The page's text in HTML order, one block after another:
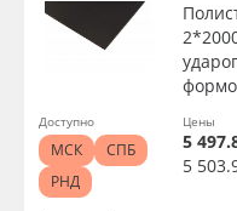
Бренды
Оплата
Самоклеящиеся плёнки
Чернила
Листовой полистирол
Зеркальный
Цены
5
5
Доступно
МСК
СПБ
РНД